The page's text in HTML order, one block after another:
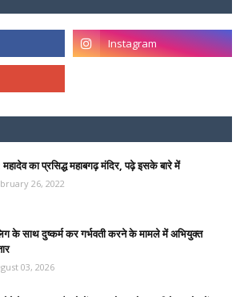
महादेव का प्रसिद्ध महाबगढ़ मंदिर, पढ़े इसके बारे में
26, 2022
के साथ दुष्कर्म कर गर्भवती करने के मामले में अभियुक्त
03, 2026